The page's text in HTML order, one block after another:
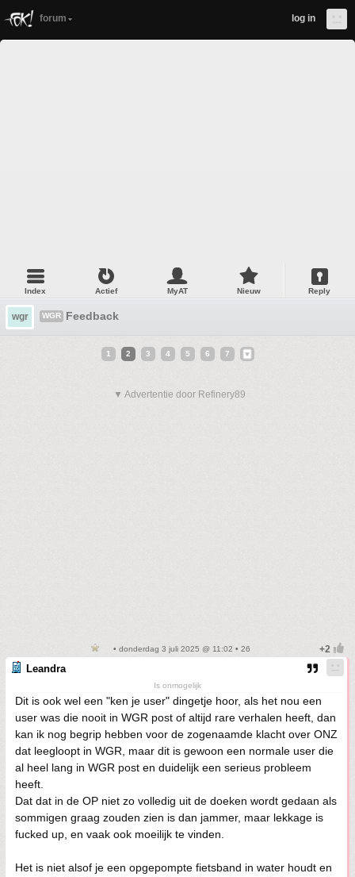
forum log in
Index Actief MyAT Nieuw Reply
wgr WGR Feedback
1 2 3 4 5 6 7
▼ Advertentie door Refinery89
• donderdag 3 juli 2025 @ 11:02 • 26
Leandra
Is onmogelijk
Dit is ook wel een "ken je user" dingetje hoor, als het nou een
user was die nooit in WGR post of altijd rare verhalen heeft, dan
kan ik nog begrip hebben voor de zogenaamde klacht over ONZ
dat leegloopt in WGR, maar dit is gewoon een normale user die
al heel lang in WGR post en duidelijk een serieus probleem
heeft.
Dat dat in de OP niet zo volledig uit de doeken wordt gedaan als
sommigen graag zouden zien is dan jammer, maar lekkage is
fucked up, en vaak ook moeilijk te vinden.
Het is niet alsof je een opgepompte fietsband in water houdt en